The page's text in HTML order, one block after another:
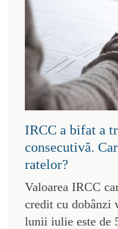
IRCC a bifat a
consecutivă.
ratelor?
Valoarea IRCC
credit cu dobânzi
lunii iulie este de